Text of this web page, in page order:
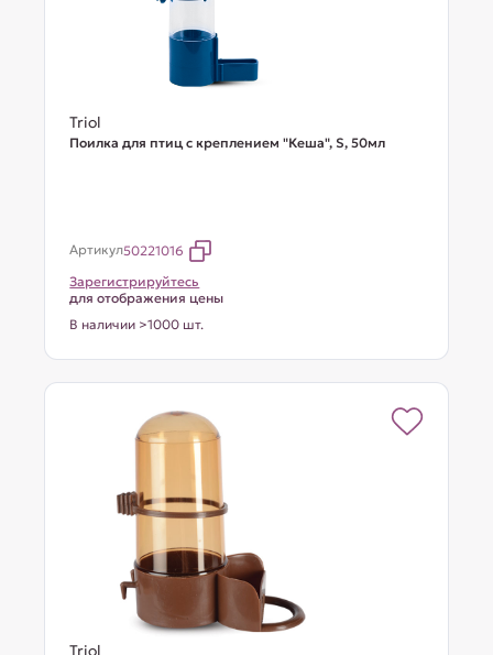
Triol
Поилка для птиц с креплением "Кеша", S, 50мл
Артикул50221016
Зарегистрируйтесь
для отображения цены
В наличии >1000 шт.
Triol